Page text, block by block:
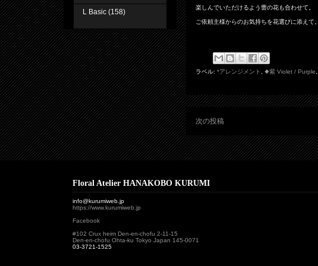
楽しんでいただけるよう蕾の花も合わせて。
ご依頼主様からのお気持ちを花選びに添えて。
ラベル: *アレンジメント ◆紫 Violet / Purple
次の投稿
L Basic (158)
Floral Atelier HANAKOBO KURUMI
info@kurumiweb.jp
https://www.kurumiweb.jp
Facebook
#102 Crux heim Den-en-chofu 2-11-15
Den-en-chofu Ohta-ku Tokyo Japan 145-0071
03-3721-1525